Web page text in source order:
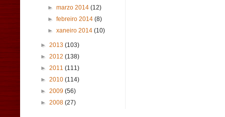
►marzo 2014(12)
►febreiro 2014(8)
►xaneiro 2014(10)
► 2013 (103)
► 2012 (138)
► 2011 (111)
► 2010 (114)
► 2009 (56)
► 2008 (27)